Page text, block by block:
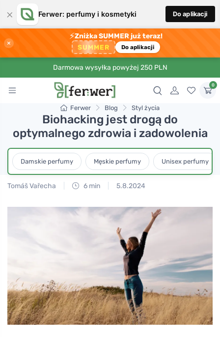
× Ferwer: perfumy i kosmetyki Do aplikacji
×
⚡Zniżka SUMMER już teraz!
SUMMER Do aplikacji
Darmowa wysyłka powyżej 250 PLN
0
Ferwer Blog Styl życia
Biohacking jest drogą do
optymalnego zdrowia i zadowolenia
Damskie perfumy Męskie perfumy Unisex perfumy
Tomáš Vařecha 6 min 5.8.2024